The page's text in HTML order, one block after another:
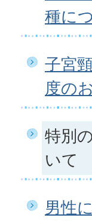
種に
子宮
度の
特別
いて
男性